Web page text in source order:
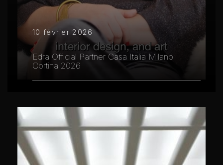
10 février 2026
Edra Official Partner Casa Italia Milano
Cortina 2026